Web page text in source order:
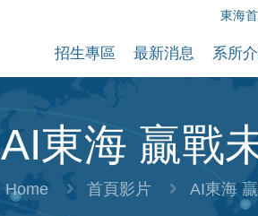
東海
招生專區 最新消息 系所
AI東海 贏戰
Home 首頁影片 AI東海